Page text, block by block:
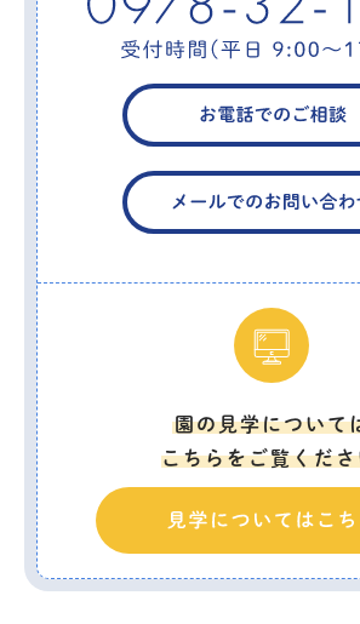
園の見学について
こちらをご覧くだ